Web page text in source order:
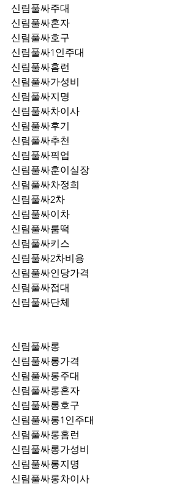
신림풀싸주대
신림풀싸혼자
신림풀싸호구
신림풀싸1인주대
신림풀싸홈런
신림풀싸가성비
신림풀싸지명
신림풀싸차이사
신림풀싸후기
신림풀싸추천
신림풀싸훈이실장
신림풀싸차정희
신림풀싸2차
신림풀싸이차
신림풀싸룸떡
신림풀싸키스
신림풀싸2차비용
신림풀싸인당가격
신림풀싸접대
신림풀싸단체
신림풀싸롱
신림풀싸롱가격
신림풀싸롱주대
신림풀싸롱혼자
신림풀싸롱호구
신림풀싸롱1인주대
신림풀싸롱홈런
신림풀싸롱가성비
신림풀싸롱지명
신림풀싸롱차이사